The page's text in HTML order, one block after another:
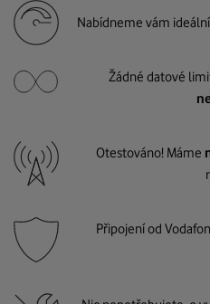
Nabídneme vám
Žádné datové
Otestováno! Máme
Připojení od